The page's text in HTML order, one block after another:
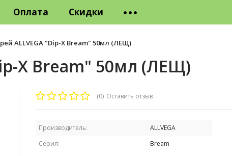
Оплата Скидки
ALLVEGA "Dip-X Bream" 50мл (ЛЕЩ)
X Bream" 50мл (ЛЕЩ)
(0) Оставить отзыв
Производитель:
ALLVEGA
Серия:
Bream